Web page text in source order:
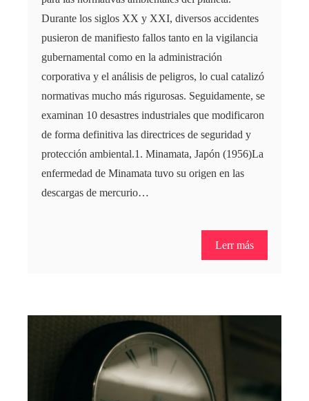
Durante los siglos XX y XXI, diversos accidentes
pusieron de manifiesto fallos tanto en la vigilancia
gubernamental como en la administración
corporativa y el análisis de peligros, lo cual catalizó
normativas mucho más rigurosas. Seguidamente, se
examinan 10 desastres industriales que modificaron
de forma definitiva las directrices de seguridad y
protección ambiental.1. Minamata, Japón (1956)La
enfermedad de Minamata tuvo su origen en las
descargas de mercurio…
Lerr más